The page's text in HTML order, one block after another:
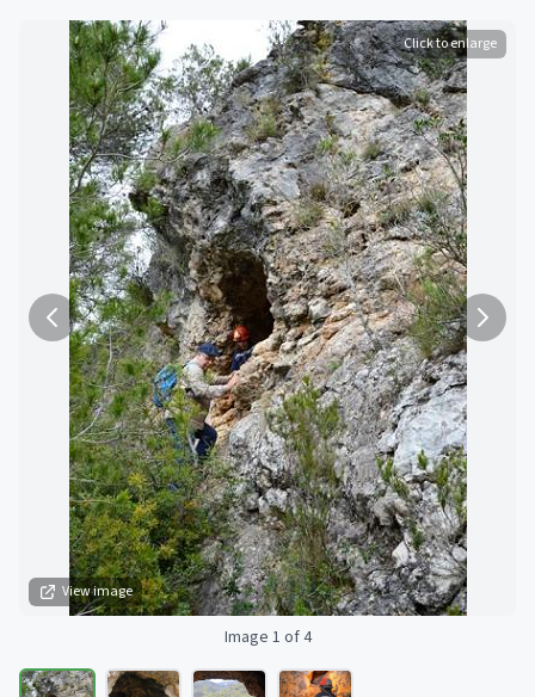
View image
Click to enlarge
Image 1 of 4